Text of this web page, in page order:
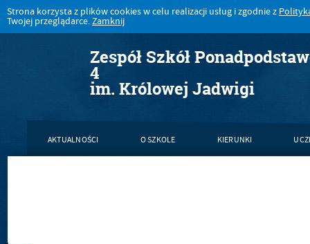
Strona korzysta z plików cookies w celu realizacji usług i zgodnie z
Twojej przeglądarce.Zamknij
Zespół Szkół
4
im. Królowej Jadwigi
AKTUALNOŚCI O SZKOLE KIERUNKI